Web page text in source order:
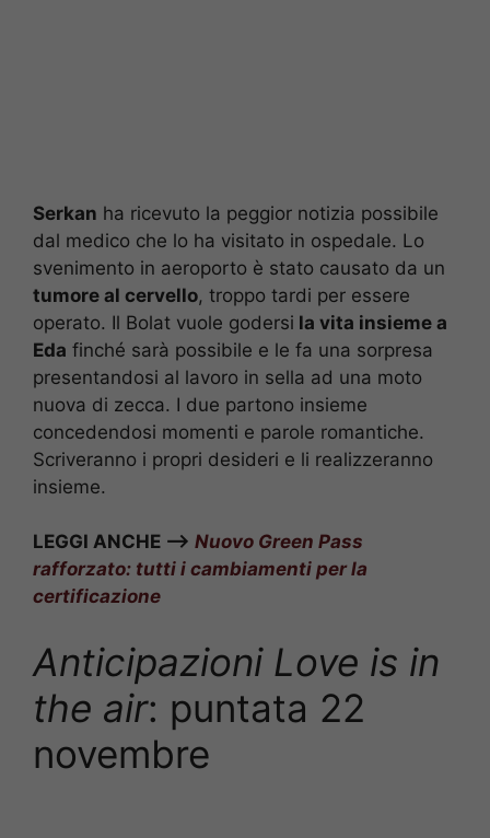
Serkan ha ricevuto la peggior notizia possibile
dal medico che lo ha visitato in ospedale. Lo
svenimento in aeroporto è stato causato da un
tumore al cervello, troppo tardi per essere
operato. Il Bolat vuole godersi la vita insieme a
Eda finché sarà possibile e le fa una sorpresa
presentandosi al lavoro in sella ad una moto
nuova di zecca. I due partono insieme
concedendosi momenti e parole romantiche.
Scriveranno i propri desideri e li realizzeranno
insieme.
LEGGI ANCHE –> Nuovo Green Pass
rafforzato: tutti i cambiamenti per la
certificazione
Anticipazioni Love is in
the air: puntata 22
novembre